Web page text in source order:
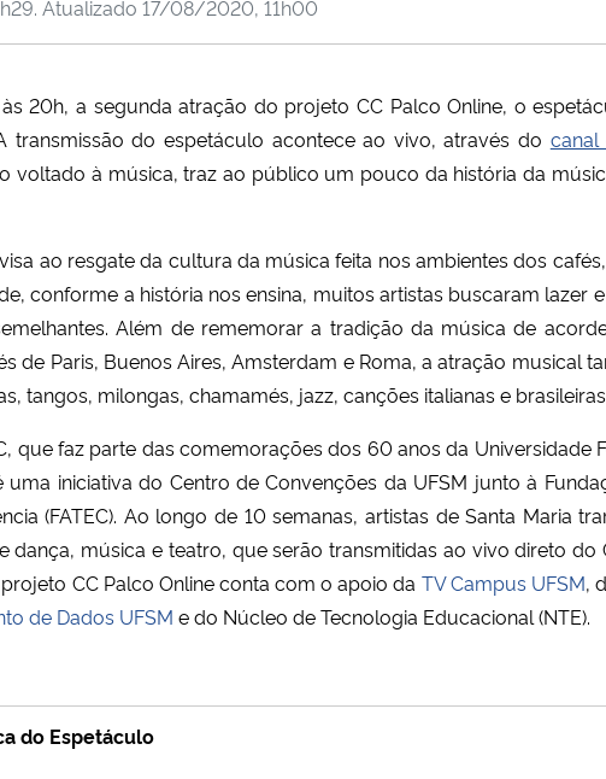
. Atualizado 17/08/2020, 11h00
20h, a segunda atração do projeto CC Palco Online, o
transmissão do espetáculo acontece ao vivo, através do
voltado à música, traz ao público um pouco da história da
ao resgate da cultura da música feita nos ambientes dos
conforme a história nos ensina, muitos artistas buscaram lazer
Além de rememorar a tradição da música de
de Paris, Buenos Aires, Amsterdam e Roma, a atração musical
tangos, milongas, chamamés, jazz, canções italianas e
que faz parte das comemorações dos 60 anos da Universidade
uma iniciativa do Centro de Convenções da UFSM junto à
(FATEC). Ao longo de 10 semanas, artistas de Santa Maria
dança, música e teatro, que serão transmitidas ao vivo direto do
CC Palco Online conta com o apoio da TV Campus UFSM,
de Dados UFSM e do Núcleo de Tecnologia Educacional (NTE).
do Espetáculo